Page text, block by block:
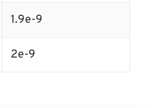
1.9e-9
2e-9